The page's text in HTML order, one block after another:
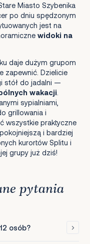
Miasto Szybenika
po dniu spędzonym
jest na
widoki na
daje dużym grupom
zapewnić. Dzielicie
stół do jadalni —
wakacji
sypialniami,
grillowania i
wszystkie praktyczne
i bardziej
kurortów Splitu i
grupy już dziś!
pytania
osób?